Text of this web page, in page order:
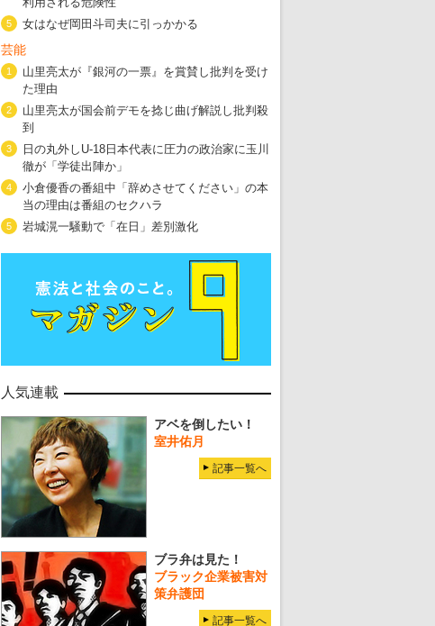
5 女はなぜ岡田斗司夫に引っかかる
芸能
1
山里亮太が『銀河の一票』を賞賛し批判を受け
た理由
2
山里亮太が国会前デモを捻じ曲げ解説し批判殺
到
3
日の丸外しU-18日本代表に圧力の政治家に玉川
徹が「学徒出陣か」
4
小倉優香の番組中「辞めさせてください」の本
当の理由は番組のセクハラ
5 岩城滉一騒動で「在日」差別激化
人気連載
アベを倒したい！
室井佑月
記事一覧へ
ブラ弁は見た！
ブラック企業被害対
策弁護団
記事一覧へ